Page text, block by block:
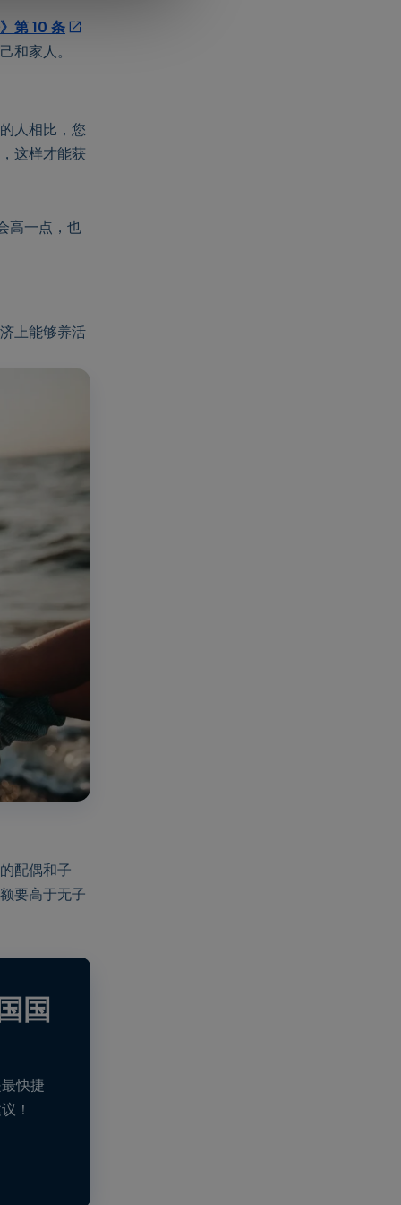
第 10 条
和家人。
人相比，您
这样才能获
高一点，也
上能够养活
配偶和子
要高于无子
国
快捷
！